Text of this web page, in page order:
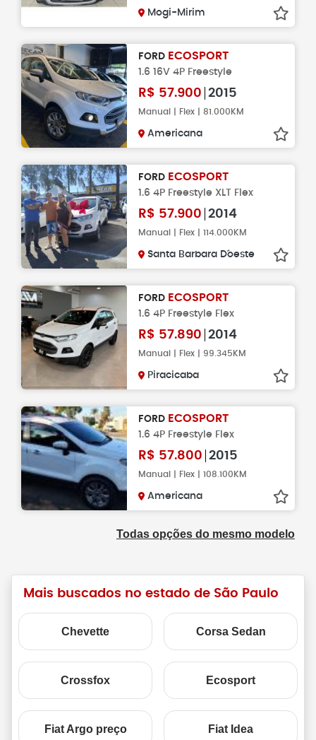
Mogi-Mirim
FORD ECOSPORT
1.6 16V 4P Freestyle
R$ 57.900 2015
Manual | Flex | 81.000KM
Americana
FORD ECOSPORT
1.6 4P Freestyle XLT Flex
R$ 57.900 2014
Manual | Flex | 114.000KM
Santa Barbara D´oeste
FORD ECOSPORT
1.6 4P Freestyle Flex
R$ 57.890 2014
Manual | Flex | 99.345KM
Piracicaba
FORD ECOSPORT
1.6 4P Freestyle Flex
R$ 57.800 2015
Manual | Flex | 108.100KM
Americana
Todas opções do mesmo modelo
Mais buscados no estado de São Paulo
Chevette Corsa Sedan
Crossfox Ecosport
Fiat Argo preço Fiat Idea